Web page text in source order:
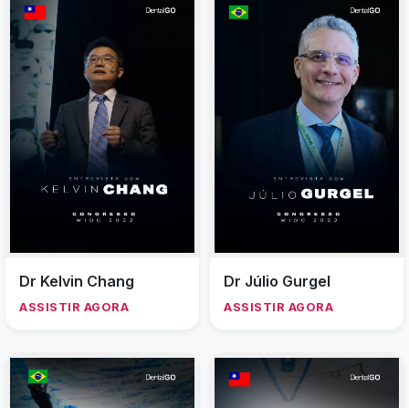
Dr Kelvin Chang
ASSISTIR AGORA
Dr Júlio Gurgel
ASSISTIR AGORA